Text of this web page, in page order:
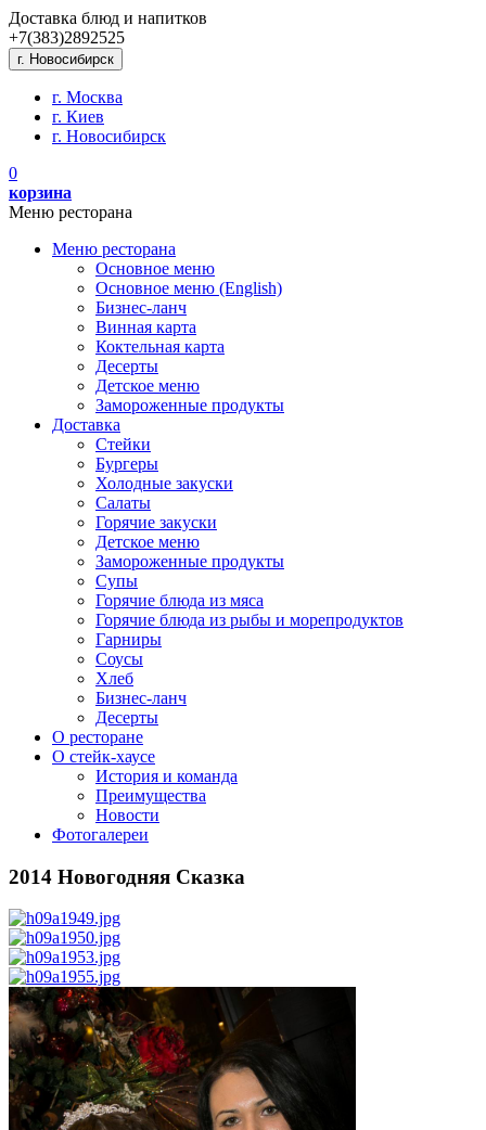
Доставка блюд и напитков
+7(383)2892525
г. Новосибирск
г. Москва
г. Киев
г. Новосибирск
0
корзина
Меню ресторана
Меню ресторана
Основное меню
Основное меню (English)
Бизнес-ланч
Винная карта
Коктельная карта
Десерты
Детское меню
Замороженные продукты
Доставка
Стейки
Бургеры
Холодные закуски
Салаты
Горячие закуски
Детское меню
Замороженные продукты
Супы
Горячие блюда из мяса
Горячие блюда из рыбы и морепродуктов
Гарниры
Соусы
Хлеб
Бизнес-ланч
Десерты
О ресторане
О стейк-хаусе
История и команда
Преимущества
Новости
Фотогалереи
2014 Новогодняя Сказка